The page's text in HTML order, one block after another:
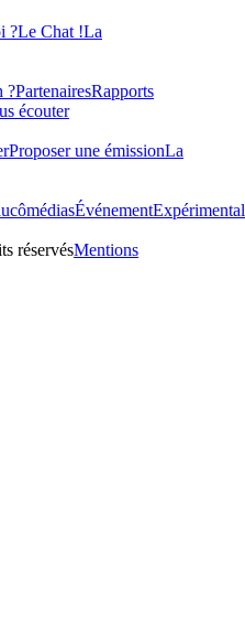
?Le Chat !La
?PartenairesRapports
écouter
Proposer une émissionLa
ÉvénementExpérimental
réservésMentions